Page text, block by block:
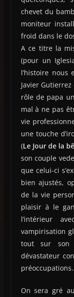
chevet du
moniteur
froid dans le
A ce titre la
(pour un
l’histoire nous
Javier
rôle de papa
mal à ne pas
vie
une touche
(Le Jour de la
son couple
que celui-ci
bien ajustés,
de la vie
plaisir à le
l’intérieur
vampirisation
tout sur son
dévastateur
préoccupations.
On sera gré